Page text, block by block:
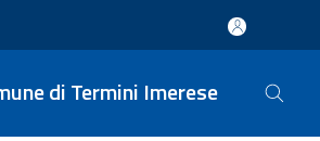
di Termini Imerese